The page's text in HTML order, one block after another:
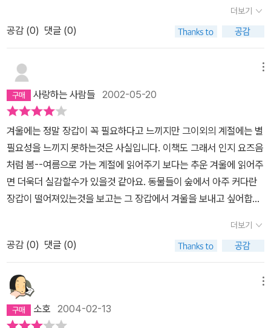
얻을 수 있게 말이다.여러 번 이 책을 읽으면서 느낀 것은, 동물들이
마음이 곱고 착해서 자리를 양보한 것이 아니라 자기 보다 크고 힘센
그 동물의 숫자를 세는 게 나옵니다. 스토리상 특이한 점은 없지만 그
림이 자세해서 한 번쯤은 읽을만한 책이라는 생각이 듭니다.
더보기
공감 (0) 댓글 (0)
사랑하는 사람들 2002-05-20
겨울에는 정말 장갑이 꼭 필요하다고 느끼지만 그이외의 계절에는 별
필요성을 느끼지 못하는것은 사실입니다. 이책도 그래서 인지 요즈음
처럼 봄--여름으로 가는 계절에 읽어주기 보다는 추운 겨울에 읽어주
면 더욱더 실감할수가 있을것 같아요. 동물들이 숲에서 아주 커다란
장갑이 떨어져있는것을 보고는 그 장갑에서 겨울을 보내고 싶어합니
다 보는 동물들이 똑같이 가지는 생각이였습니다.맨처음에는 쥐가 들
어가서..다음에는 개구리가 들어가서는 다른동물들이 올때마다...나
무를 하나씩 받치면서 지냅니다. 또 당신은 누구죠..?하면서 질문을
하면 각 동물들의 특징으로 대답을 해주기때문에 동물들의 특징도 알
수 있을것 같아요. 동물친구들이 아주 따뜻한 겨울을 보냈으면 하는
생각이 듭니다. 그런데 맨 마지막장에는 떨어진 장갑을 다시 찾으러
더보기
공감 (0) 댓글 (0)
소호 2004-02-13